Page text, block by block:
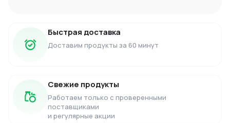
Быстрая доставка
Доставим продукты за 60 минут
Свежие продукты
Работаем только с проверенными
поставщиками
и регулярные акции